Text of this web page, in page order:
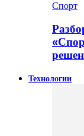
Спорт
Технологии